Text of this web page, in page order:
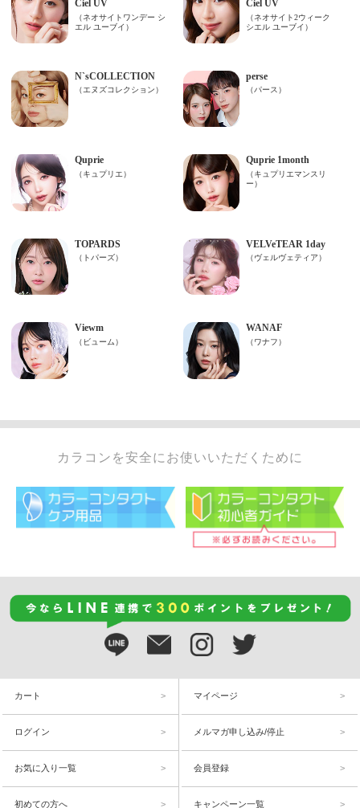
カラコンを安全にお使いいただくために
カート マイページ
ログイン メルマガ申し込み/停止
お気に入り一覧 会員登録
初めての方へ キャンペーン一覧